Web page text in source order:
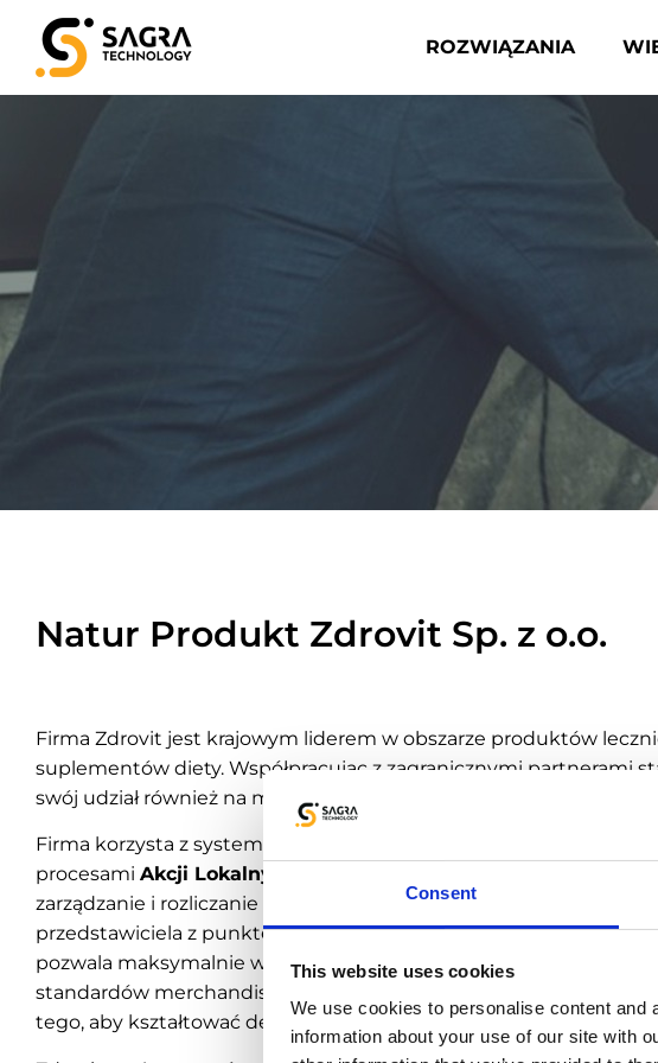
Consent
This website uses cookies
We use cookies to personalise content
information about your use of our site with
ROZWIĄZANIA
Natur Produkt Zdrovit Sp. z o.o.
Firma Zdrovit jest krajowym liderem w obszarze produktów
suplementów diety. Współpracując z zagranicznymi partnerami
swój udział również na międzynarodowym rynku.
Firma korzysta z systemu Emigo, automatyzującego pracę
procesami Akcji Lokalnych i Perfect Store
zarządzanie i rozliczanie akcji promocyjnych podejmowanych w
przedstawiciela z punktem sprzedaży jest znacznie ułatwione.
pozwala maksymalnie wykorzystać potencjał ekspozycji, zapewnić
standardów merchandisingowych i stworzyć w punkcie
tego, aby kształtować decyzje zakupowe klientów.